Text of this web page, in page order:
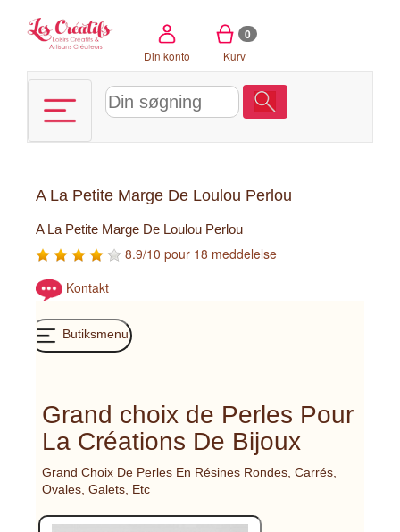
Din konto
0
Kurv
A La Petite Marge De Loulou Perlou
A La Petite Marge De Loulou Perlou
8.9/10 pour 18 meddelelse
Kontakt
Butiksmenu
Grand choix de Perles Pour
La Créations De Bijoux
Grand Choix De Perles En Résines Rondes, Carrés,
Ovales, Galets, Etc